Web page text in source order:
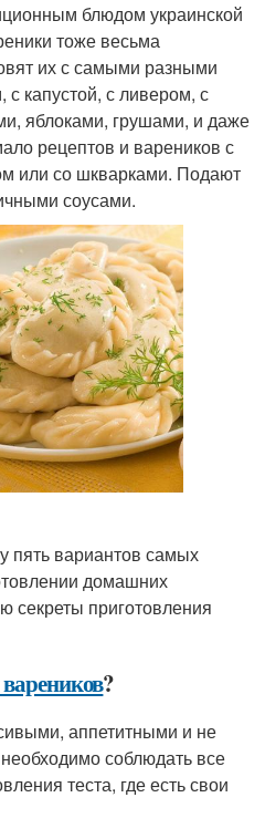
блюдом украинской
тоже весьма
их с самыми разными
капустой, с ливером, с
яблоками, грушами, и даже
рецептов и вареников с
или со шкварками. Подают
соусами.
пять вариантов самых
домашних
секреты приготовления
?
аппетитными и не
соблюдать все
теста, где есть свои